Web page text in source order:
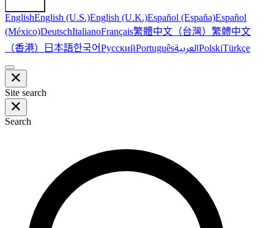
EnglishEnglish (U.S.)English (U.K.)Español (España)Español
(México)DeutschItalianoFrançais繁體中文（台灣） 繁體中文
（香港） 日本語한국어РусскийPortuguêsالعربيةPolskiTürkçe
Site search
Search